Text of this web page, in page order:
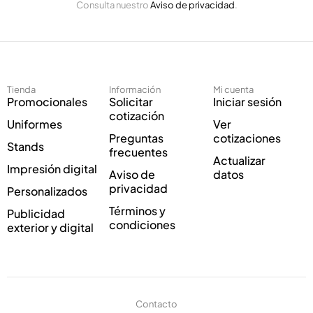
o
r
r
o
C
r
r
o
c
n
i
c
o
*
Consulta nuestroAviso de privacidad.
Tienda
Promocionales
Uniformes
Stands
Impresión digital
Personalizados
Publicidad
exterior y digital
Información
Solicitar
cotización
Preguntas
frecuentes
Aviso de
privacidad
Términos y
condiciones
Mi cuenta
Iniciar sesión
Ver
cotizaciones
Actualizar
datos
Contacto